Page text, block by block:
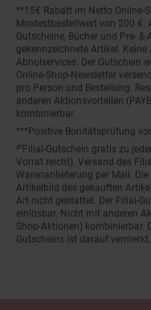
**15€ Rabatt im Netto Online-
Mindestbestellwert von 200 €.
Gutscheine, Bücher und Pre-
gekennzeichnete Artikel.
Abholservices. Der Gutschein
Online-Shop-Newsletter
pro Person und Bestellung.
anderen Aktionsvorteilen
kombinierbar.
***Positive Bonitätsprüfung
²⁰Filial-Gutschein gratis zu
Vorrat reicht). Versand des
Warenanlieferung per Mail.
Artikelbild des gekauften
Art nicht gestattet. Der Filial-
einlösbar. Nicht mit anderen
Shop-Aktionen) kombinierbar.
Gutscheins ist darauf vermerkt.